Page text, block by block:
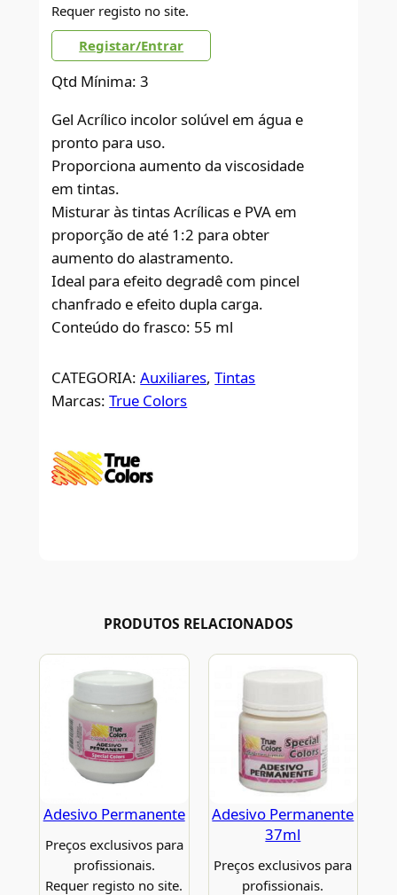
Requer registo no site.
Registar/Entrar
Qtd Mínima: 3
Gel Acrílico incolor solúvel em água e
pronto para uso.
Proporciona aumento da viscosidade
em tintas.
Misturar às tintas Acrílicas e PVA em
proporção de até 1:2 para obter
aumento do alastramento.
Ideal para efeito degradê com pincel
chanfrado e efeito dupla carga.
Conteúdo do frasco: 55 ml
CATEGORIA:Auxiliares, Tintas
Marcas:True Colors
PRODUTOS RELACIONADOS
Adesivo Permanente
Preços exclusivos para
profissionais.
Requer registo no site.
Adesivo Permanente
37ml
Preços exclusivos para
profissionais.